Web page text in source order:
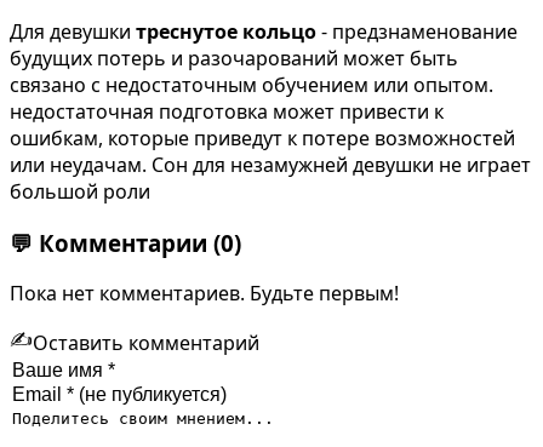
Для девушки треснутое кольцо- предзнаменование
будущих потерь и разочарований может быть
связано с недостаточным обучением или опытом.
недостаточная подготовка может привести к
ошибкам, которые приведут к потере возможностей
или неудачам. Сон для незамужней девушки не играет
большой роли
💬 Комментарии (0)
Пока нет комментариев. Будьте первым!
✍️Оставить комментарий